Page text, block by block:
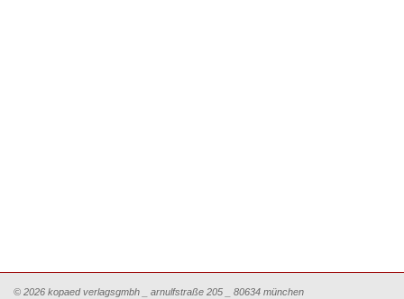
© 2026 kopaed verlagsgmbh _ arnulfstraße 205 _ 80634 münchen